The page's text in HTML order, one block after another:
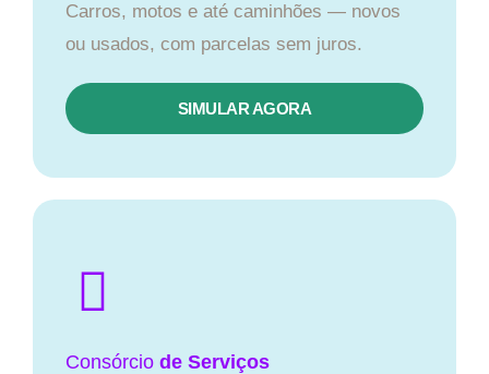
Carros, motos e até caminhões — novos
ou usados, com parcelas sem juros.
SIMULAR AGORA
Consórcio de Serviços